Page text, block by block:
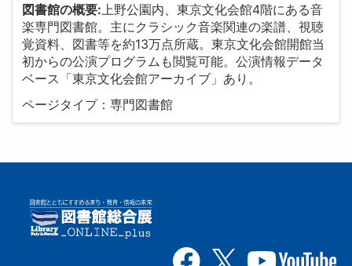
図書館の概要: 上野公園内、東京文化会館4階にある音
楽専門図書館。主にクラシック音楽関連の楽譜、視聴
覚資料、図書等を約13万点所蔵。東京文化会館開館当
初からの公演プログラムも閲覧可能。公演情報データ
ベース「東京文化会館アーカイブ」あり。
ページタイプ：専門図書館